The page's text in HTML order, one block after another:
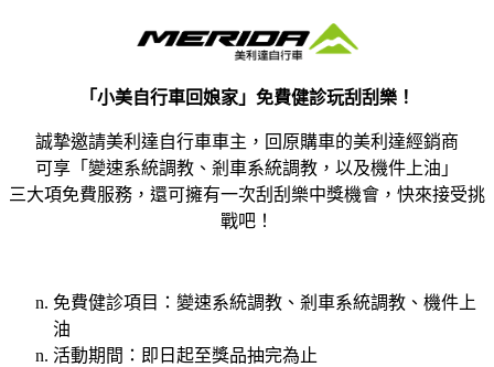
「小美自行車回娘家」免費健診玩刮刮樂！
誠摯邀請美利達自行車車主，回原購車的美利達經銷商
可享「變速系統調教、剎車系統調教，以及機件上油」
三大項免費服務，還可擁有一次刮刮樂中獎機會，快來接受挑
戰吧！
免費健診項目：變速系統調教、剎車系統調教、機件上
油
活動期間：即日起至獎品抽完為止